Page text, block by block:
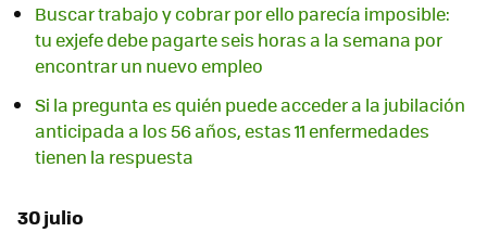
Buscar trabajo y cobrar por ello parecía imposible:
tu exjefe debe pagarte seis horas a la semana por
encontrar un nuevo empleo
Si la pregunta es quién puede acceder a la jubilación
anticipada a los 56 años, estas 11 enfermedades
tienen la respuesta
30 julio